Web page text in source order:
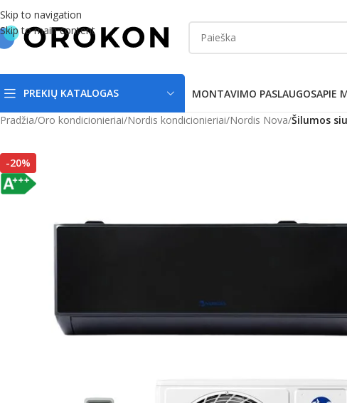
Skip to navigation
Skip to main content
PREKIŲ KATALOGAS MONTAVIMO PASLAUGOSAPIE
Pradžia/Oro kondicionieriai/Nordis kondicionieriai/Nordis Nova/Šilumos
-20%